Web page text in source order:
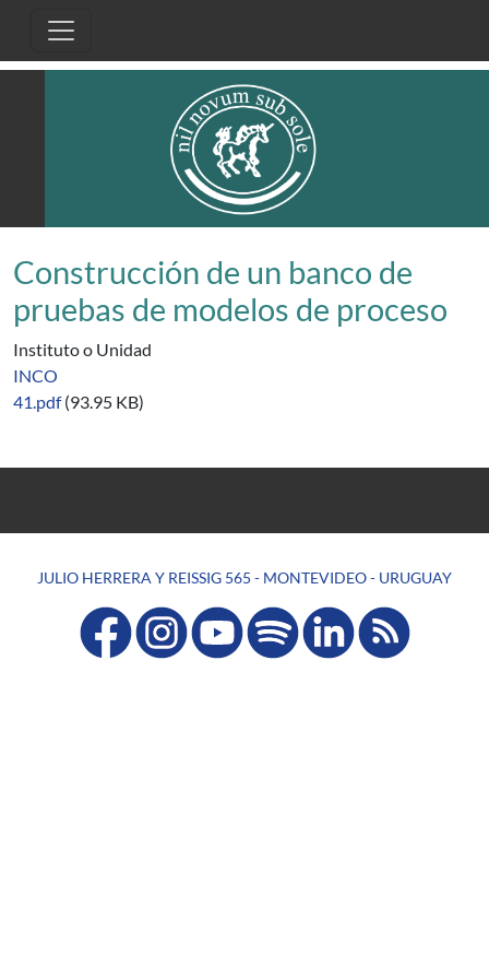
Construcción de un banco de
pruebas de modelos de proceso
Instituto o Unidad
INCO
41.pdf (93.95 KB)
JULIO HERRERA Y REISSIG 565 - MONTEVIDEO - URUGUAY